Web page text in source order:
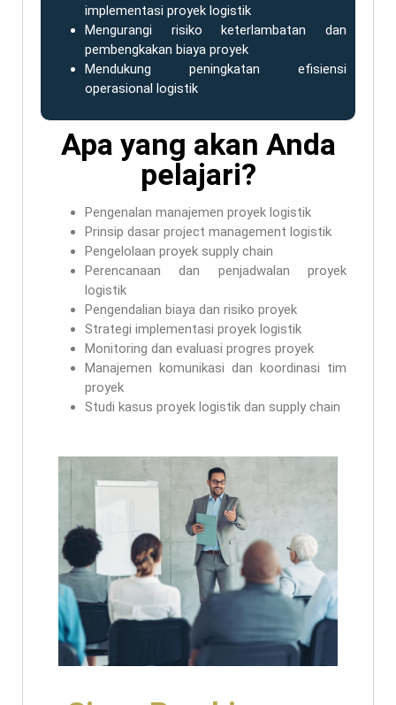
implementasi proyek logistik
Mengurangi risiko keterlambatan dan
pembengkakan biaya proyek
Mendukung peningkatan efisiensi
operasional logistik
Apa yang akan Anda
pelajari?
Pengenalan manajemen proyek logistik
Prinsip dasar project management logistik
Pengelolaan proyek supply chain
Perencanaan dan penjadwalan proyek
logistik
Pengendalian biaya dan risiko proyek
Strategi implementasi proyek logistik
Monitoring dan evaluasi progres proyek
Manajemen komunikasi dan koordinasi tim
proyek
Studi kasus proyek logistik dan supply chain